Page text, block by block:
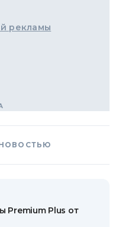
рекламы
Premium Plus от